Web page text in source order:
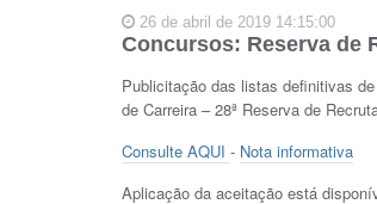
26 de abril de 2019 14:15:00
Concursos: Reserva de
Publicitação das listas definitivas
de Carreira – 28ª Reserva de
Consulte AQUI - Nota informativa
Aplicação da aceitação está